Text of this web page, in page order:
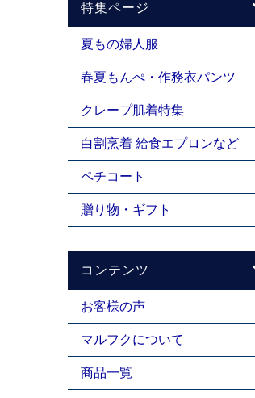
特集ページ
夏もの婦人服
春夏もんぺ・作務衣パンツ
クレープ肌着特集
白割烹着 給食エプロンなど
ペチコート
贈り物・ギフト
コンテンツ
お客様の声
マルフクについて
商品一覧